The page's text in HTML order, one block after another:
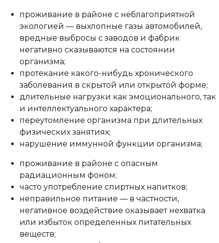
проживание в районе с неблагоприятной
экологией — выхлопные газы автомобилей,
вредные выбросы с заводов и фабрик
негативно сказываются на состоянии
организма;
протекание какого-нибудь хронического
заболевания в скрытой или открытой форме;
длительные нагрузки как эмоционального, так
и интеллектуального характера;
переутомление организма при длительных
физических занятиях;
нарушение иммунной функции организма;
проживание в районе с опасным
радиационным фоном;
часто употребление спиртных напитков;
неправильное питание — в частности,
негативное воздействие оказывает нехватка
или избыток определенных питательных
веществ;